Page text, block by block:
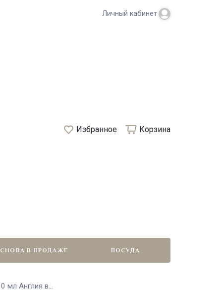
Личный кабинет
Избранное Корзина
СНОВА В ПРОДАЖЕ ПОСУДА
мл Англия в...